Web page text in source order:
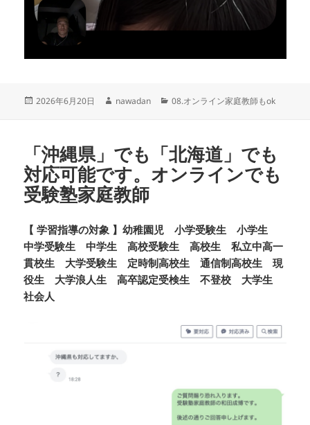
投
2026年6月20日
作
nawadan
カ
ー
08.オンライン家庭教師もok
「沖縄県」でも「北海道」でも
対応可能です。オンラインでも
受験塾家庭教師
【 学習指導の対象 】幼稚園児 小学受験生 小学生
中学受験生 中学生 高校受験生 高校生 私立中高一
貫校生 大学受験生 定時制高校生 通信制高校生 現
役生 大学浪人生 高卒認定受検生 不登校 大学生
社会人